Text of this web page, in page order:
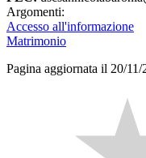
Argomenti:
Accesso all'informazione
Matrimonio
Pagina aggiornata il 20/11/